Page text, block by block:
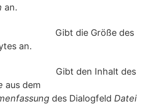
an.
die Größe des
an.
den Inhalt des
aus dem
des Dialogfeld Datei